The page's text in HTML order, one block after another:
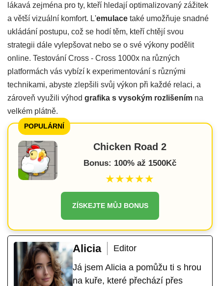
lákavá zejména pro ty, kteří hledají optimalizovaný zážitek
a větší vizuální komfort. L'emulace také umožňuje snadné
ukládání postupu, což se hodí těm, kteří chtějí svou
strategii dále vylepšovat nebo se o své výkony podělit
online. Testování Cross - Cross 1000x na různých
platformách vás vybízí k experimentování s různými
technikami, abyste zlepšili svůj výkon při každé relaci, a
zároveň využili výhod grafika s vysokým rozlišením na
velkém plátně.
POPULÁRNÍ
Chicken Road 2
Bonus: 100% až 1500Kč
★★★★★
ZÍSKEJTE MŮJ BONUS
Alicia
Editor
Já jsem Alicia a pomůžu ti s hrou
na kuře, které přechází přes